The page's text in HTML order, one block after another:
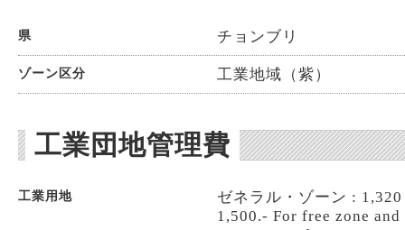
県 チョンブリ
ゾーン区分 工業地域（紫）
工業団地管理費
工業用地
ゼネラル・ゾーン :
1,500.- For free zone